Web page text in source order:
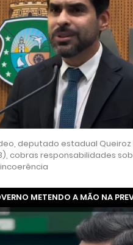
deputado estadual Queiroz
cobras responsabilidades
METENDO A MÃO NA